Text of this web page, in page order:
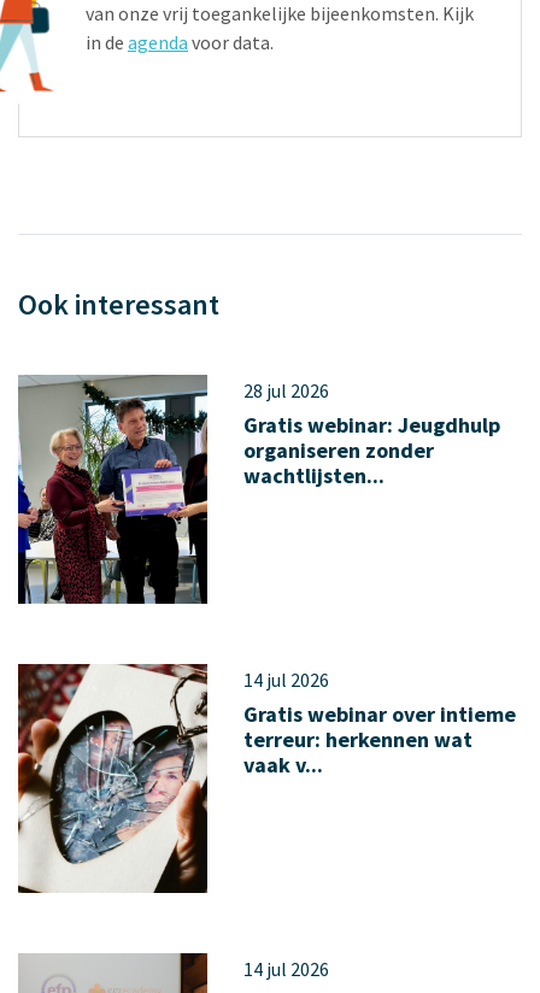
van onze vrij toegankelijke bijeenkomsten. Kijk
in de agenda voor data.
Ook interessant
28 jul 2026
Gratis webinar: Jeugdhulp
organiseren zonder
wachtlijsten...
14 jul 2026
Gratis webinar over intieme
terreur: herkennen wat
vaak v...
14 jul 2026